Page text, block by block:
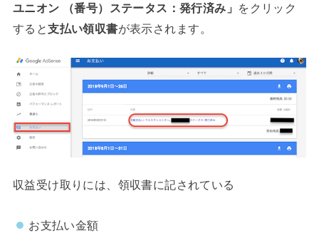
ユニオン （番号）ステータス：発行済み」
をクリック
すると支払い領収書が表示されます。
収益受け取りには、領収書に記されている
お支払い金額